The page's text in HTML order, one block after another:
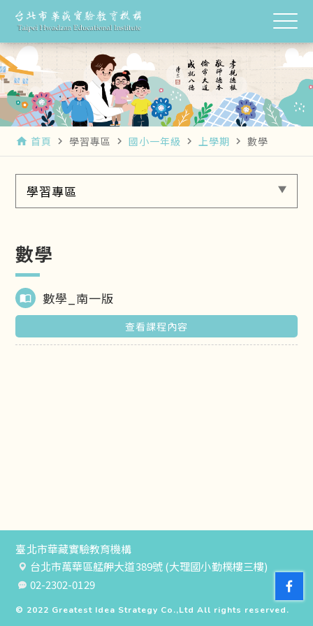
home 首頁 navigate_next 學習專區 navigate_next 國小一年級 navigate_next 上學期 navigate_next 數學
學習專區
數學
import_contacts 數學_南一版
查看課程內容
臺北市華藏實驗教育機構
台北市萬華區艋舺大道389號 (大理國小勤樸樓三樓)
02-2302-0129
© 2022 Greatest Idea Strategy Co.,Ltd All rights reserved.